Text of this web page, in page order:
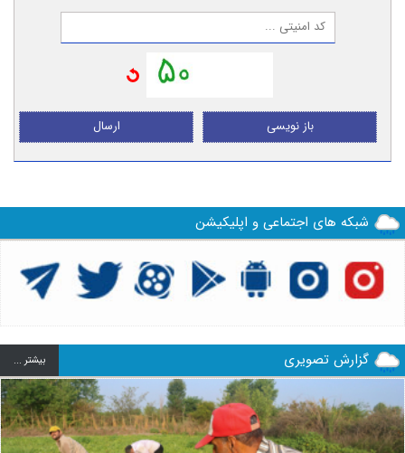
ارسال باز نویسی
شبکه های اجتماعی و اپلیکیشن
گزارش تصویری بيشتر ...